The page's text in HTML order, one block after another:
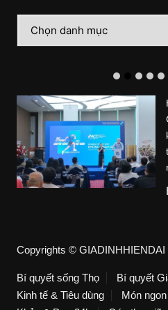
mục
Copyrights © GIADINHHIENDAI
Bí quyết sống Thọ
Bí quyết
Kinh tế & Tiêu dùng
Món